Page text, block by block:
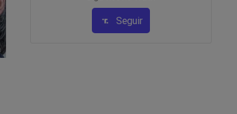
Seguir